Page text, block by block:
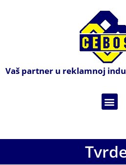
Vaš partner u reklamnoj